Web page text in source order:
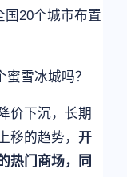
国20个城市布置
价下沉，长期
移的趋势， 开
热门商场，同